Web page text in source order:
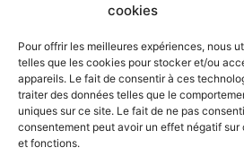
cookies
Pour offrir les meilleures expériences, nous
telles que les cookies pour stocker et/ou
appareils. Le fait de consentir à ces
traiter des données telles que le
uniques sur ce site. Le fait de ne pas
consentement peut avoir un effet négatif
et fonctions.
Informations
Contactez-nous
Conditions d’utilisation
Conditions de vente
Déclaration de confidentialité (UE)